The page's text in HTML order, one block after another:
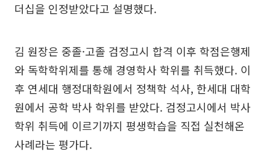
더십을 인정받았다고 설명했다.
김 원장은 중졸·고졸 검정고시 합격 이후 학점은행제
와 독학학위제를 통해 경영학사 학위를 취득했다. 이
후 연세대 행정대학원에서 정책학 석사, 한세대 대학
원에서 공학 박사 학위를 받았다. 검정고시에서 박사
학위 취득에 이르기까지 평생학습을 직접 실천해온
사례라는 평가다.